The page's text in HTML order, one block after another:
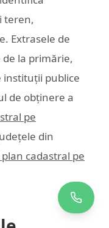
teren,
Extrasele de
la primărie,
instituții publice
de obținere a
pe
din
cadastral pe